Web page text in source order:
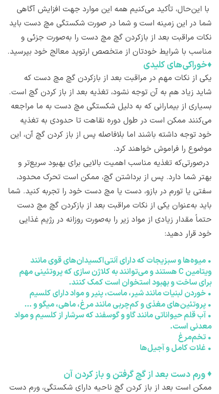
با این‌حال، تأکید می‌کنیم همه این موارد جهت افزایش آگاهی
شما در این زمینه است و شما در صورت شکستگی مچ دست باید
نکات مراقبت بعد از بازکردن گچ مچ دست را به‌صورت جزئی و
مناسب با شرایط خودتان از متخصص ارتوپد معالج خود بپرسید.
♦خوراکی‌های کلیدی
یکی از نکات مهم در مراقبت بعد از بازکردن گچ مچ دست که
شاید زیاد هم به آن توجه نشود، تغذیه بعد از باز کردن گچ است.
بسیاری از بیمارانی که به دلیل شکستگی مچ دست به ما مراجعه
می‌کنند ممکن است در طول دوره نقاهت تا حدودی به تغذیه
خود توجه داشته باشند اما بلافاصله پس از باز کردن گچ آن، این
موضوع را فراموش خواهند کرد.
درصورتی‌که تغذیه مناسب اهمیت بالایی برای بهبود سریع‌تر و
بهتر شما دارد. پس از برداشتن گچ، ممکن است تحرک محدود،
سفتی یا تورم در بازو، دست یا مچ دست خود را تجربه کنید. شما
باید به‌عنوان یکی از نکات مراقبت بعد از بازکردن گچ مچ دست
حتماً مقدار زیادی از مواد زیر را به‌صورت روزانه در رژیم غذایی
خود قرار دهید:
• میوه‌ها و سبزیجات که دارای آنتی‌اکسیدان‌های قوی مانند
ویتامین C هستند و می‌توانند به کلاژن سازی که پروتئینی مهم
برای ساخت و بهبود استخوان است کمک کنند.
• خوردن لبنیات مانند شیر، ماست، پنیر و مواد دارای کلسیم
• پروتئین‌های مغذی و کم‌چربی مانند مرغ، ماهی، میگو و ...
• آب قلم حیواناتی مانند گاو و گوسفند که سرشار از کلسیم و مواد
معدنی است.
• تخم‌مرغ
• غلات کامل و آجیل‌ها
♦ورم دست بعد از گچ گرفتن و باز کردن آن
ممکن است بعد از باز کردن گچ ناحیه دارای شکستگی، ورم دست